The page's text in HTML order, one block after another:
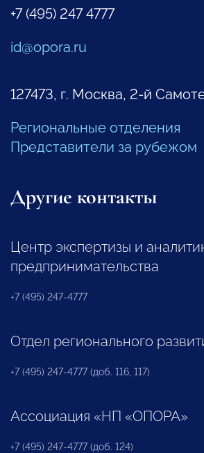
+7 (495) 247 4777
id@opora.ru
127473, г. Москва, 2-й
Региональные отделения
Представители за рубежом
Другие контакты
Центр экспертизы и
предпринимательства
+7 (495) 247-4777
Отдел регионального
+7 (495) 247-4777 (доб. 116, 117)
Ассоциация «НП «ОПОРА»
+7 (495) 247-4777 (доб. 124)